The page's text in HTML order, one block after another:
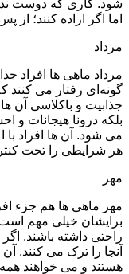
شود. کاری که دوست
اما اگر اراده کنند؛ از
مرداد
مرداد ماهی ها افراد
گونه‌ای رفتار می‌ کنند
جذابیت و باکلاسی آن
بلکه درونا هیجانات و
می شود. آن ها افراد با
هر شرایطی را تحت
مهر
مهر ماهی ها هم جزء
برایشان خیلی مهم
راحتی داشته باشند.
آنجا را ترک می کنند.
هستند و می‌ خواهند همه